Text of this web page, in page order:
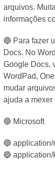
arquivos.
informações
🔵 Para fazer
Docs. No
Google Docs,
WordPad,
mudar
ajuda a mexer
🔵 Microsoft
🔵 application/
🔵